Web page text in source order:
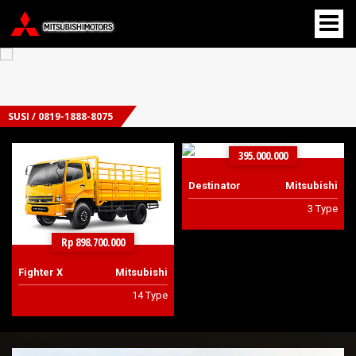
SUSI / 0819-1888-8075
Rp 898.700.000
Fighter X
Mitsubishi
14 Type
395.000.000
Destinator
Mitsubishi
3 Type